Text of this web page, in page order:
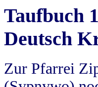
Taufbuch
Deutsch
Zur Pfarrei